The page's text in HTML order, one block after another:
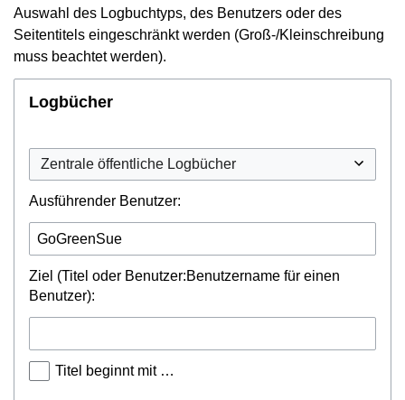
Auswahl des Logbuchtyps, des Benutzers oder des
Seitentitels eingeschränkt werden (Groß-/Kleinschreibung
muss beachtet werden).
Logbücher
Ausführender Benutzer:
Ziel (Titel oder Benutzer:Benutzername für einen
Benutzer):
Titel beginnt mit …